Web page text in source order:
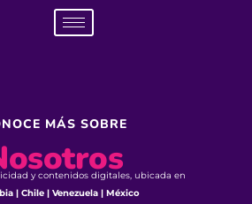
MÁS SOBRE
y contenidos digitales, ubicada en
| Chile | Venezuela | México